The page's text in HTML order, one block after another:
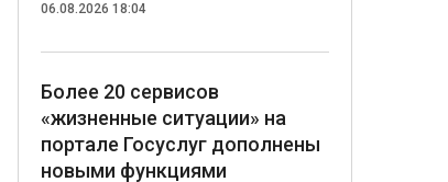
06.08.2026 18:04
Более 20 сервисов
«жизненные ситуации» на
портале Госуслуг дополнены
новыми функциями